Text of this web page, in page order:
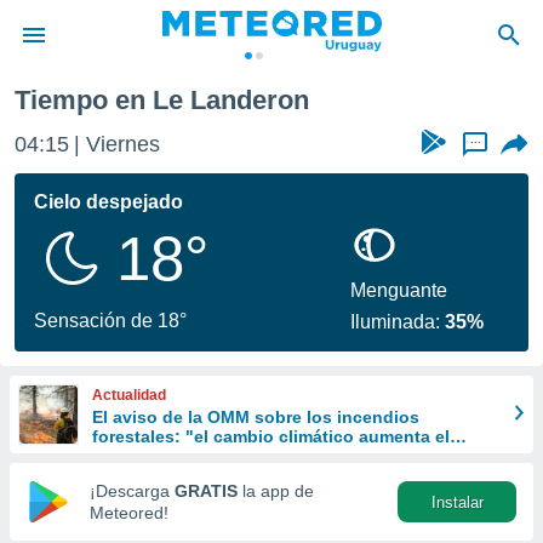
de
ha
calidad.
a este
las
y
forma
digital
basada
Tiempo en Le Landeron
04:15 Viernes ...
Cielo despejado
18°
Sensación de 18°
Menguante
Iluminada:35%
Actualidad
El aviso de la OMM sobre los incendios
forestales: "el cambio climático aumenta el
¡Descarga GRATIS la app de
Meteored!
Instalar